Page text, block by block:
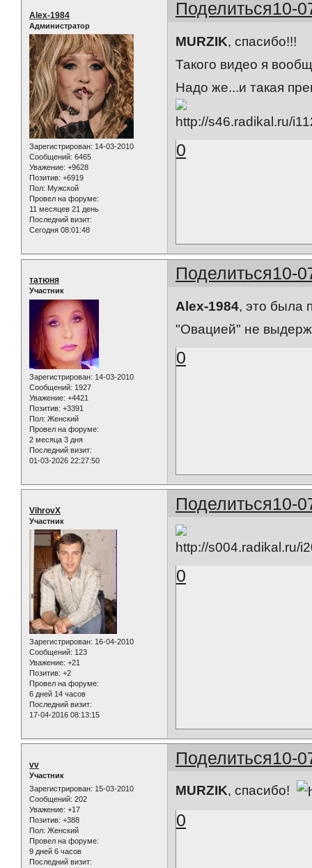
Поделиться10-
Alex-1984
Администратор
Зарегистрирован: 14-03-2010
Сообщений: 6465
Уважение: +9628
Позитив: +6919
Пол: Мужской
Провел на форуме:
11 месяцев 21 день
Последний визит:
Сегодня 08:01:48
MURZIK, спасибо!!!
Такого видео я
Надо же...и такая
0
Поделиться10-
татюня
Участник
Зарегистрирован: 14-03-2010
Сообщений: 1927
Уважение: +4421
Позитив: +3391
Пол: Женский
Провел на форуме:
2 месяца 3 дня
Последний визит:
01-03-2026 22:27:50
Alex-1984, это была
"Овацией" не
0
Поделиться10-
VihrovX
Участник
Зарегистрирован: 16-04-2010
Сообщений: 123
Уважение: +21
Позитив: +2
Провел на форуме:
6 дней 14 часов
Последний визит:
17-04-2016 08:13:15
0
Поделиться10-
vv
Участник
Зарегистрирован: 15-03-2010
Сообщений: 202
Уважение: +17
Позитив: +388
Пол: Женский
Провел на форуме:
9 дней 6 часов
Последний визит:
MURZIK, спасибо!
0